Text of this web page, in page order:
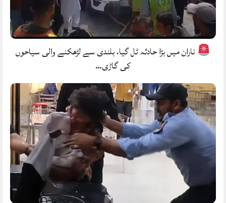
ناران میں بڑا حادثہ ٹل گیا، بلندی سے لڑھکنے والی سیاحوں
کی گاڑی…